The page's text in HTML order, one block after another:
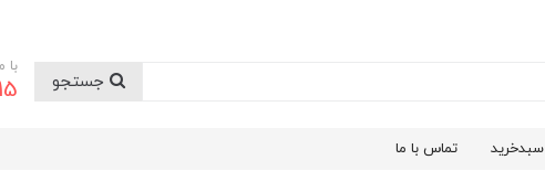
با
سبدخرید تماس با ما